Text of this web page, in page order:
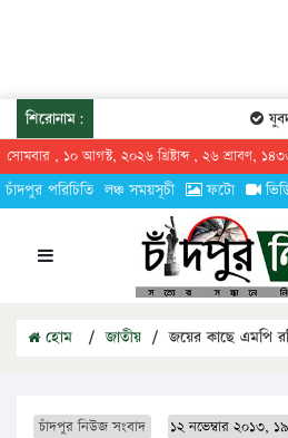
শিরোনাম:
সোমবার , ১০ আগস্ট, ২০২৬ খ্রিষ্টাব্দ , ২৬ শ্রাবণ, ১৪৩৩
চাঁদপুর পরিচিতি লঞ্চ সময়সূচী ফটো
হোম / জাতীয় / জয়ের কাছে এমপি
চাঁদপুর নিউজ সংবাদ ১২ নভেম্বার ২০১৩,